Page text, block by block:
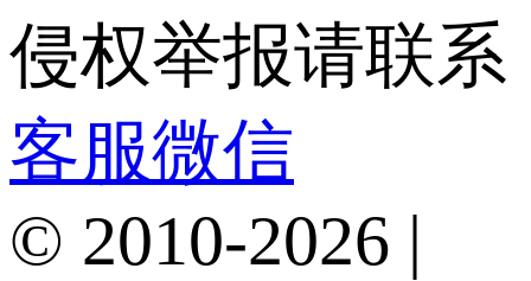
侵权举报请联系
客服微信
© 2010-2026 |